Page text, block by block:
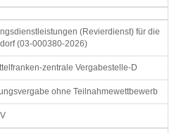
(Revierdienst) für die
(03-000380-2026)
zentrale Vergabestelle-D
ohne Teilnahmewettbewerb